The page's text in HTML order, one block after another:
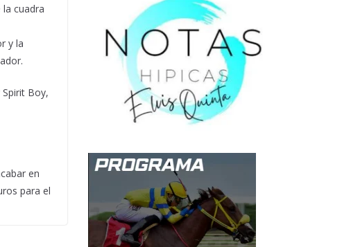
cuadra
y la
Boy,
en
para el